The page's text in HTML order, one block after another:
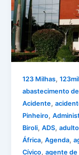
123 Milhas,
abastecimento
Acidente,
Pinheiro,
Biroli,ADS,adulto
África,Agenda,
Cívico,agente de